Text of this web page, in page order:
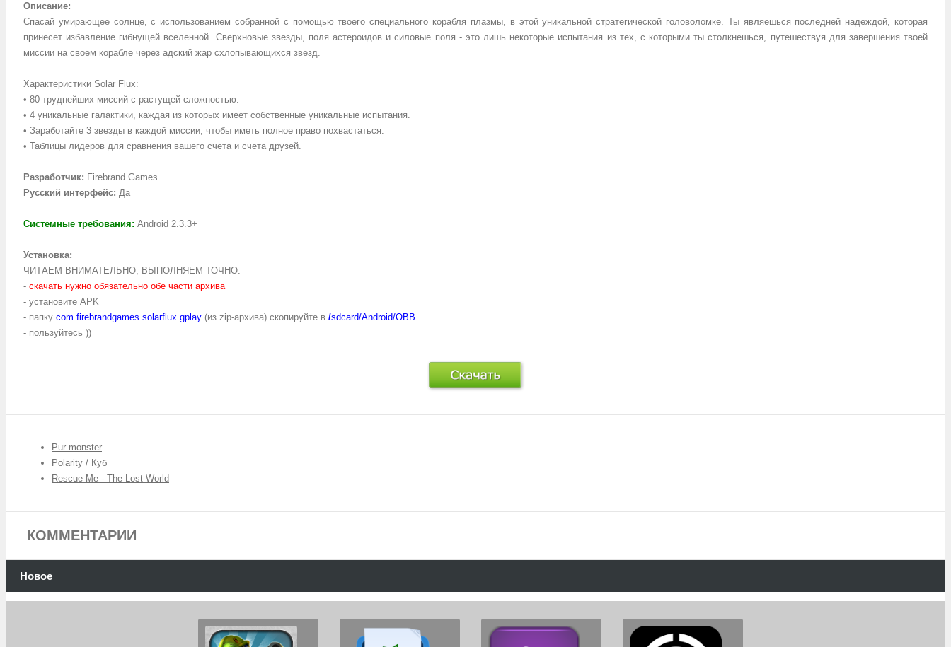
Описание:
Спасай умирающее солнце, с использованием собранной с помощью твоего специального корабля плазмы, в этой уникальной стратегической головоломке. Ты являешься последней надеждой, которая
принесет избавление гибнущей вселенной. Сверхновые звезды, поля астероидов и силовые поля - это лишь некоторые испытания из тех, с которыми ты столкнешься, путешествуя для завершения твоей
миссии на своем корабле через адский жар схлопывающихся звезд.
Характеристики Solar Flux:
• 80 труднейших миссий с растущей сложностью.
• 4 уникальные галактики, каждая из которых имеет собственные уникальные испытания.
• Заработайте 3 звезды в каждой миссии, чтобы иметь полное право похвастаться.
• Таблицы лидеров для сравнения вашего счета и счета друзей.
Разработчик: Firebrand Games
Русский интерфейс: Да
Системные требования: Android 2.3.3+
Установка:
ЧИТАЕМ ВНИМАТЕЛЬНО, ВЫПОЛНЯЕМ ТОЧНО.
- скачать нужно обязательно обе части архива
- установите APK
- папку com.firebrandgames.solarflux.gplay (из zip-архива) скопируйте в /sdcard/Android/OBB
- пользуйтесь ))
Pur monster
Polarity / Куб
Rescue Me - The Lost World
КОММЕНТАРИИ
Новое